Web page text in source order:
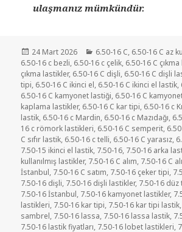
ulaşmanız mümkündür.
Yayın
tarihi
24 Mart 2026 Kategoriler
6.50-16 C, 6.50-16 C az
6.50-16 c bezli, 6.50-16 c çelik, 6.50-16 C
çıkma lastikler, 6.50-16 C dişli, 6.50-16 C dişli
tipi, 6.50-16 C ikinci el, 6.50-16 C ikinci el lastik,
6.50-16 C kamyonet lastiği, 6.50-16 C
kaplama lastikler, 6.50-16 C kar tipi, 6.50-16 c
lastik, 6.50-16 c Mardin, 6.50-16 c Mazıdağı,
16 c römork lastikleri, 6.50-16 C semperit,
C sıfır lastik, 6.50-16 c telli, 6.50-16 C yarasız,
7.50-15 ikinci el lastik, 7.50-16, 7.50-16 arka
kullanılmış lastikler, 7.50-16 C alım, 7.50-16 C
İstanbul, 7.50-16 C satım, 7.50-16 çeker tipi,
7.50-16 dişli, 7.50-16 dişli lastikler, 7.50-16 düz
7.50-16 İstanbul, 7.50-16 kamyonet lastikler,
lastikleri, 7.50-16 kar tipi, 7.50-16 kar tipi lastik,
sambrel, 7.50-16 lassa, 7.50-16 lassa lastik,
7.50-16 lastik fiyatları, 7.50-16 lobet lastikleri,